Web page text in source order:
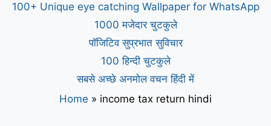
100+ Unique eye catching Wallpaper for WhatsApp
1000 मजेदार चुटकुले
पॉजिटिव सुप्रभात सुविचार
100 हिन्दी चुटकुले
सबसे अच्छे अनमोल वचन हिंदी में
Home » income tax return hindi